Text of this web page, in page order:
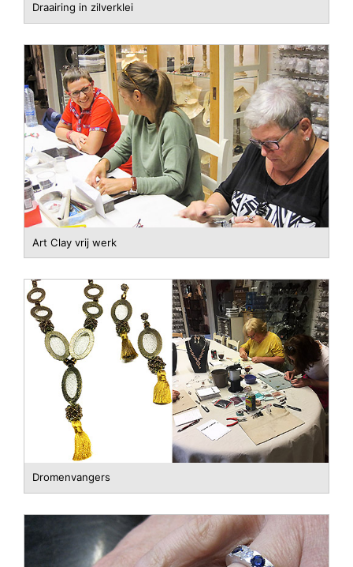
Draairing in zilverklei
Art Clay vrij werk
Dromenvangers